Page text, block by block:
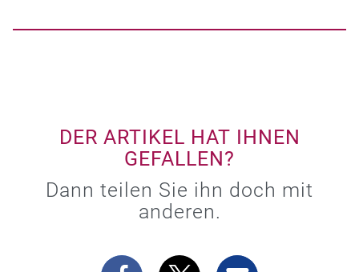
DER ARTIKEL HAT IHNEN
GEFALLEN?
Dann teilen Sie ihn doch mit
anderen.